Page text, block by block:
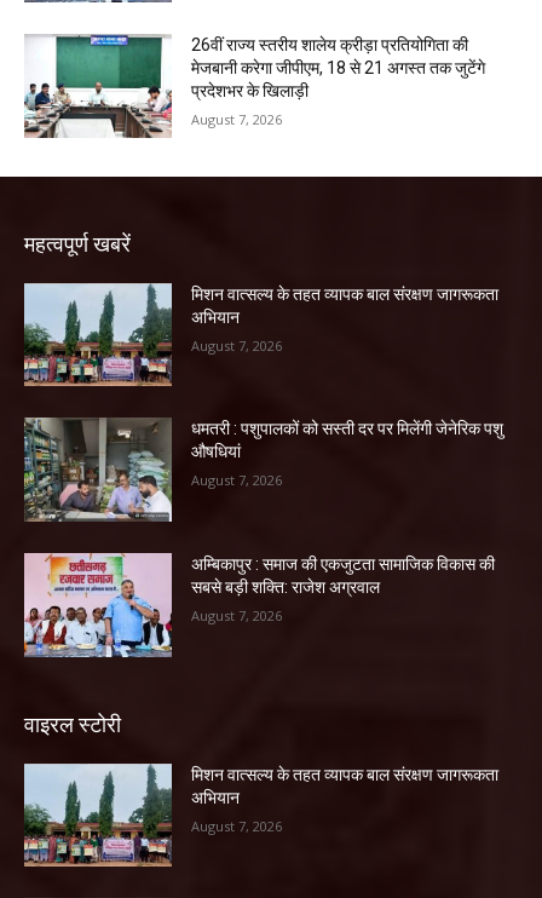
26वीं राज्य स्तरीय शालेय क्रीड़ा प्रतियोगिता की
मेजबानी करेगा जीपीएम, 18 से 21 अगस्त तक जुटेंगे
प्रदेशभर के खिलाड़ी
August 7, 2026
महत्वपूर्ण खबरें
मिशन वात्सल्य के तहत व्यापक बाल संरक्षण जागरूकता
अभियान
August 7, 2026
धमतरी : पशुपालकों को सस्ती दर पर मिलेंगी जेनेरिक पशु
औषधियां
August 7, 2026
अम्बिकापुर : समाज की एकजुटता सामाजिक विकास की
सबसे बड़ी शक्ति: राजेश अग्रवाल
August 7, 2026
वाइरल स्टोरी
मिशन वात्सल्य के तहत व्यापक बाल संरक्षण जागरूकता
अभियान
August 7, 2026